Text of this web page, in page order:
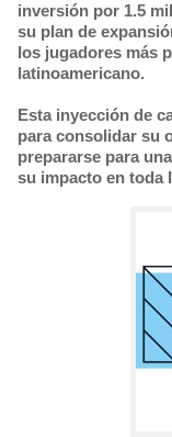
inversión por 1.5
su plan de
los jugadores más
latinoamericano.
Esta inyección de
para consolidar su
prepararse para
su impacto en toda